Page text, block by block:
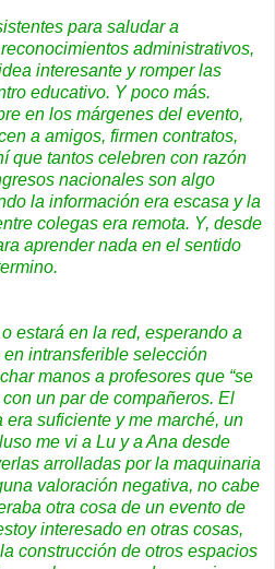
para saludar a
administrativos,
interesante y romper las
educativo. Y poco más.
en los márgenes del evento,
a amigos, firmen contratos,
que tantos celebren con razón
nacionales son algo
la información era escasa y la
colegas era remota. Y, desde
aprender nada en el sentido
estará en la red, esperando a
intransferible selección
manos a profesores que “se
un par de compañeros. El
suficiente y me marché, un
me vi a Lu y a Ana desde
arrolladas por la maquinaria
valoración negativa, no cabe
otra cosa de un evento de
interesado en otras cosas,
construcción de otros espacios